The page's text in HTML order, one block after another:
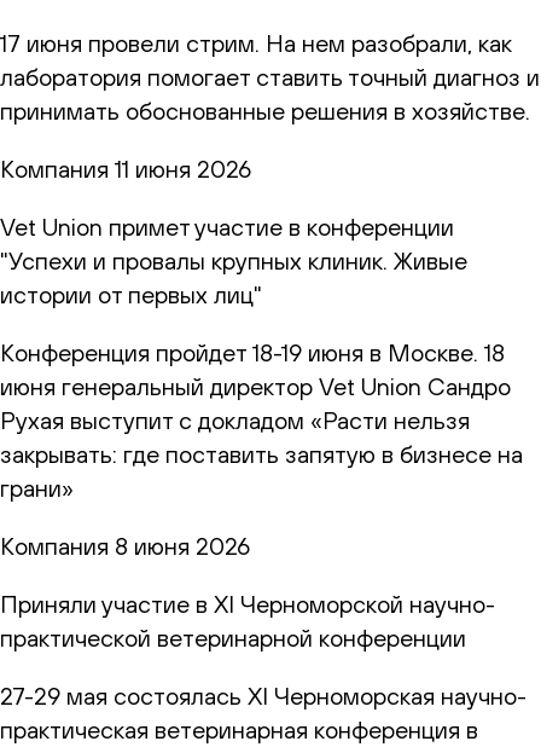
17 июня провели стрим. На нем разобрали, как
лаборатория помогает ставить точный диагноз и
принимать обоснованные решения в хозяйстве.
Компания 11 июня 2026
Vet Union примет участие в конференции
"Успехи и провалы крупных клиник. Живые
истории от первых лиц"
Конференция пройдет 18-19 июня в Москве. 18
июня генеральный директор Vet Union Сандро
Рухая выступит с докладом «Расти нельзя
закрывать: где поставить запятую в бизнесе на
грани»
Компания 8 июня 2026
Приняли участие в XI Черноморской научно-
практической ветеринарной конференции
27-29 мая состоялась XI Черноморская научно-
практическая ветеринарная конференция в